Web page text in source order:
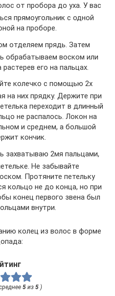
от пробора до уха. У вас
прямоугольник с одной
на проборе.
отделяем прядь. Затем
обрабатываем воском или
его на пальцах.
колечко с помощью 2х
на них прядку. Держите при
переходит в длинный
не распалось. Локон на
и среднем, а большой
кончик.
2мя пальцами,
Не забывайте
Протяните петельку
кольцо не до конца, но при
конец первого звена был
внутри.
колец из волос в форме
5 из 5 )